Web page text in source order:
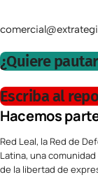
¿Quiere
Escriba al
Hacemos
Red Leal, la Red de
Latina, una
de la libertad de